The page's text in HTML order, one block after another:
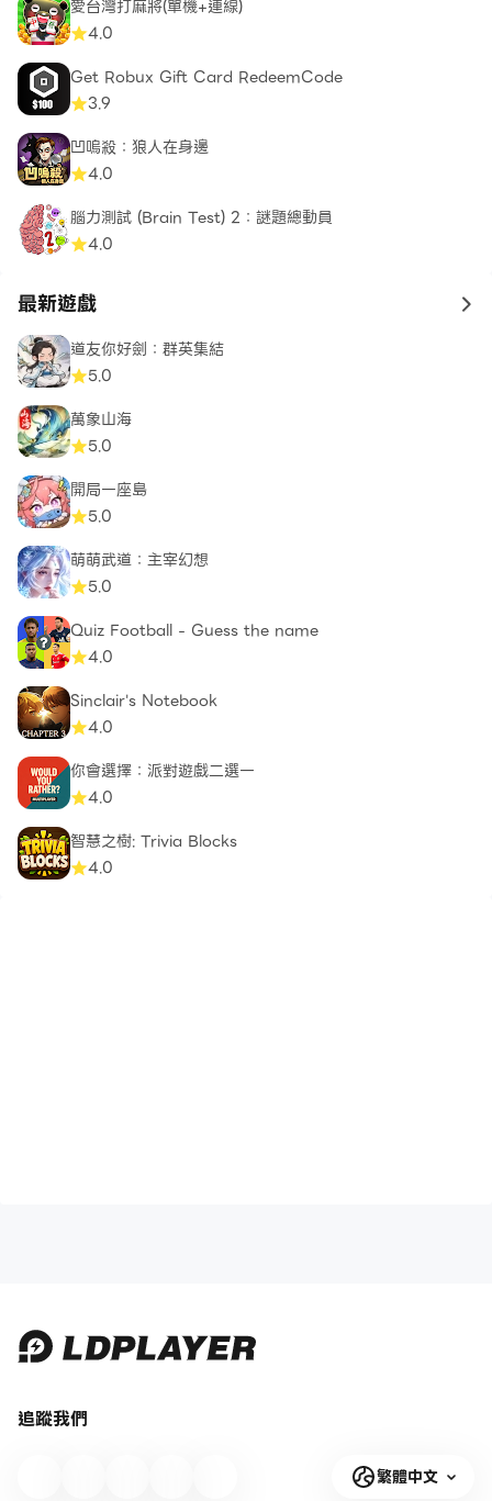
愛台灣打麻將(單機+連線)
4.0
Get Robux Gift Card RedeemCode
3.9
凹嗚殺：狼人在身邊
4.0
腦力測試 (Brain Test) 2：謎題總動員
4.0
最新遊戲 to
道友你好劍：群英集結
5.0
萬象山海
5.0
開局一座島
5.0
萌萌武道：主宰幻想
5.0
Quiz Football - Guess the name
4.0
Sinclair's Notebook
4.0
你會選擇：派對遊戲二選一
4.0
智慧之樹: Trivia Blocks
4.0
追蹤我們
繁體中文